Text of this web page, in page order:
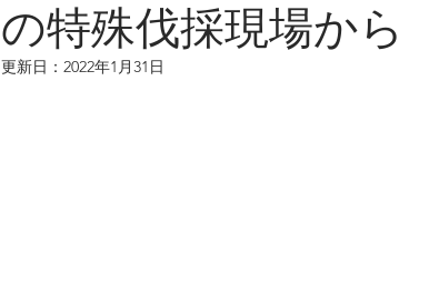
の特殊伐採現場から
更新日： 2022年1月31日